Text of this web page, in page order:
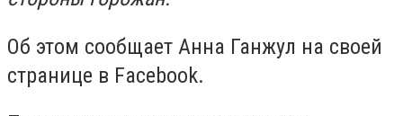
Об этом сообщает Анна Ганжул на своей
странице в Facebook.